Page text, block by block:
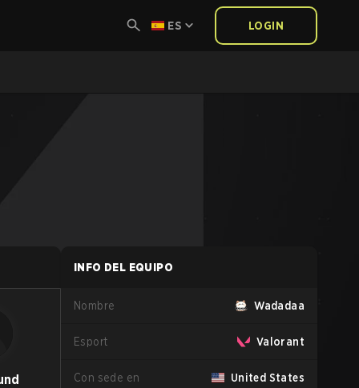
ES LOGIN
INFO DEL EQUIPO
Nombre Wadadaa
Esport Valorant
Con sede en United States